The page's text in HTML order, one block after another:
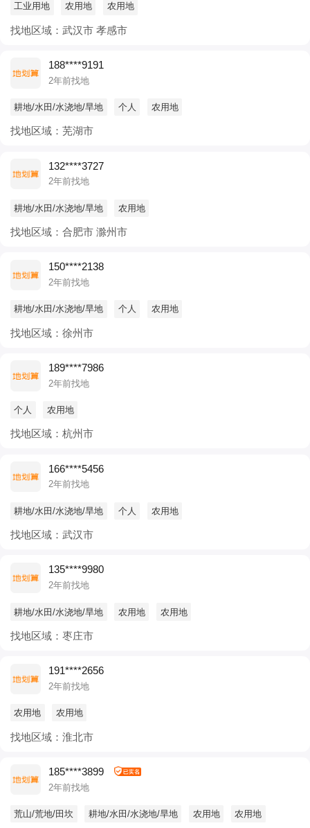
工业用地 农用地 农用地
找地区域：武汉市 孝感市
188****9191
2年前找地
耕地/水田/水浇地/旱地 个人 农用地
找地区域：芜湖市
132****3727
2年前找地
耕地/水田/水浇地/旱地 农用地
找地区域：合肥市 滁州市
150****2138
2年前找地
耕地/水田/水浇地/旱地 个人 农用地
找地区域：徐州市
189****7986
2年前找地
个人 农用地
找地区域：杭州市
166****5456
2年前找地
耕地/水田/水浇地/旱地 个人 农用地
找地区域：武汉市
135****9980
2年前找地
耕地/水田/水浇地/旱地 农用地 农用地
找地区域：枣庄市
191****2656
2年前找地
农用地 农用地
找地区域：淮北市
185****3899
2年前找地
荒山/荒地/田坎 耕地/水田/水浇地/旱地 农用地 农用地